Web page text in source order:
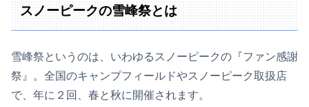
スノーピークの雪峰祭とは
雪峰祭というのは、いわゆるスノーピークの『ファン感謝
祭』。全国のキャンプフィールドやスノーピーク取扱店
で、年に２回、春と秋に開催されます。